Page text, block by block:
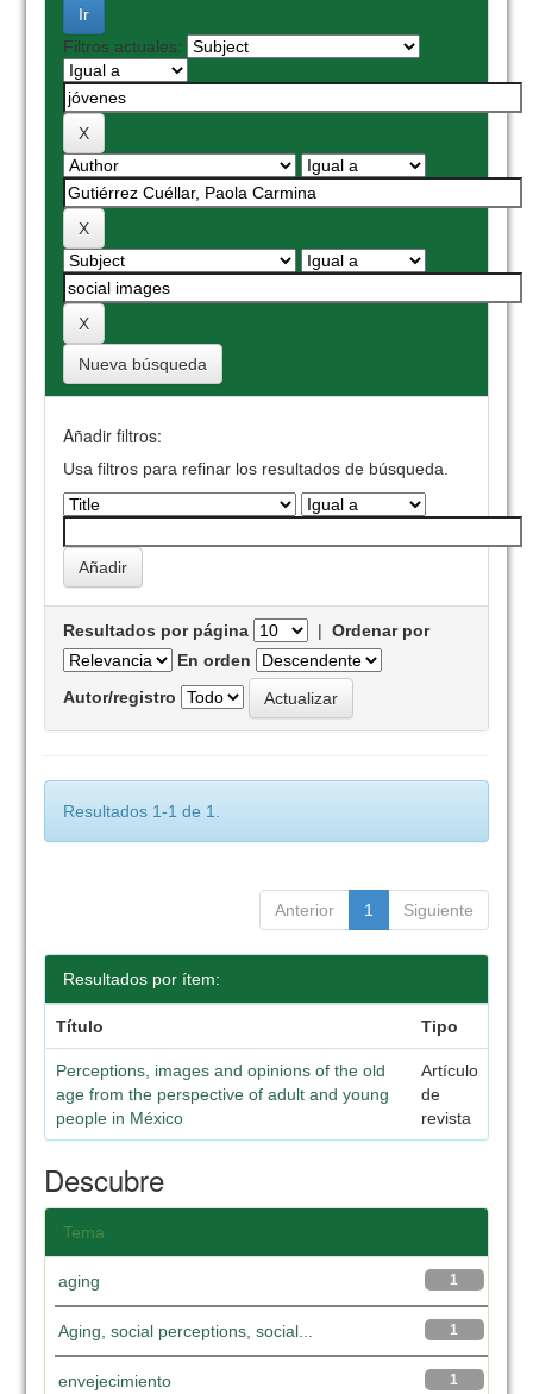
Filtros actuales:
Nueva búsqueda
Añadir filtros:
Usa filtros para refinar los resultados de búsqueda.
Resultados por página |Ordenar por
En orden
Autor/registro
Resultados 1-1 de 1.
Anterior 1 Siguiente
Resultados por ítem:
Título Tipo
Perceptions, images and opinions of the old
age from the perspective of adult and young
people in México
Artículo
de
revista
Descubre
Tema
1
aging
1
Aging, social perceptions, social...
1
envejecimiento